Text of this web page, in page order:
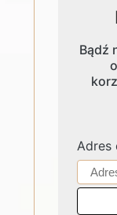
Bądź
Adres